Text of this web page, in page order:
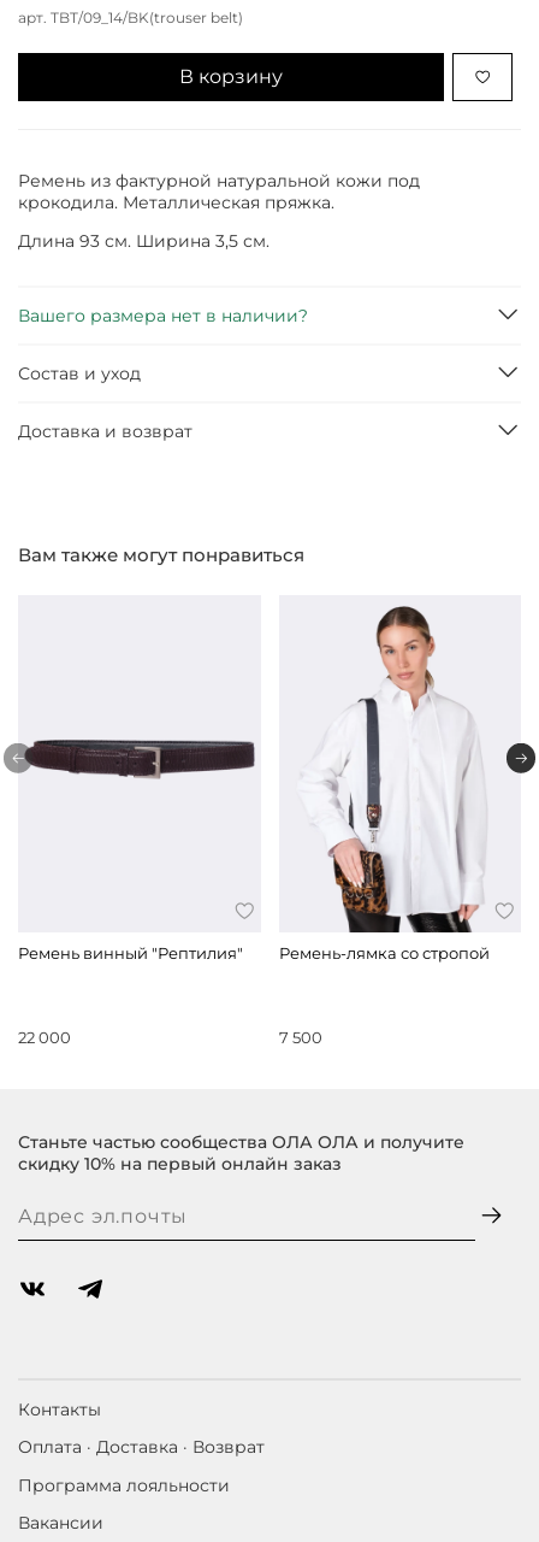
арт. TBT/09_14/BK(trouser belt)
В корзину
Ремень из фактурной натуральной кожи под
крокодила. Металлическая пряжка.
Длина 93 см. Ширина 3,5 см.
Вашего размера нет в наличии?
Состав и уход
Доставка и возврат
Вам также могут понравиться
Ремень винный "Рептилия"
22 000
Ремень-лямка со стропой
7 500
Контакты
Оплата · Доставка · Возврат
Программа лояльности
Вакансии
Станьте частью сообщества ОЛА ОЛА и получите
скидку 10% на первый онлайн заказ